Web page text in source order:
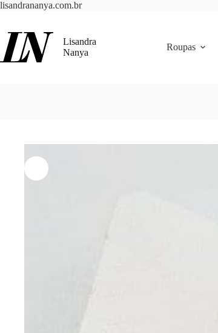
lisandrananya.com.brPular
conteúdo
Lisandra
Nanya
Roupas